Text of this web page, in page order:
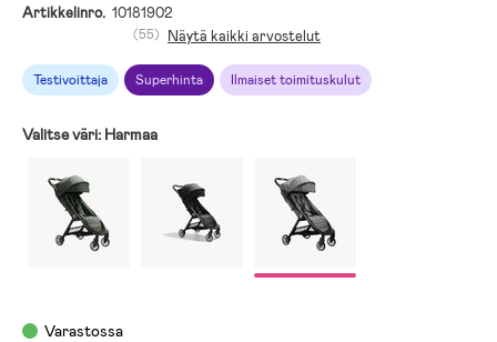
Artikkelinro. 10181902
Testivoittaja Superhinta Ilmaiset toimituskulut
(55) Näytä kaikki arvostelut
Valitse väri: Harmaa
Varastossa